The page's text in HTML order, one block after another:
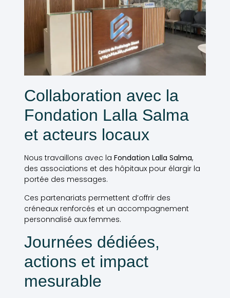
Collaboration avec la
Fondation Lalla Salma
et acteurs locaux
Nous travaillons avec la Fondation Lalla Salma,
des associations et des hôpitaux pour élargir la
portée des messages.
Ces partenariats permettent d’offrir des
créneaux renforcés et un accompagnement
personnalisé aux femmes.
Journées dédiées,
actions et impact
mesurable